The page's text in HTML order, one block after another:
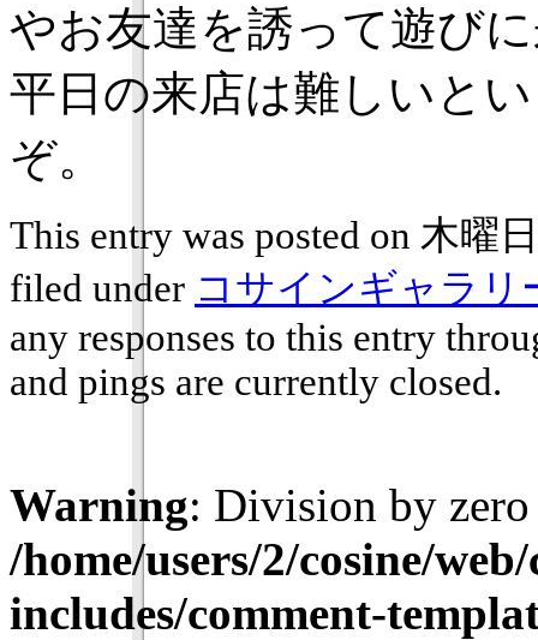
やお友達を誘って遊び
平日の来店は難しいと
ぞ。
This entry was posted on 木曜
filed under コサインギャラリ
any responses to this entry
and pings are currently closed.
Warning: Division by
/home/users/2/cosine/
includes/comment-